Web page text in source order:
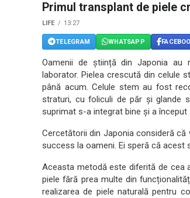
Primul transplant de piele
LIFE 13:27
TELEGRAM WHATSAPP
Oamenii de știință din Japonia
laborator. Pielea crescută din celule
până acum. Celule stem au fost
straturi, cu foliculi de păr și glande
suprimat s-a integrat bine și a început
Cercetătorii din Japonia consideră
success la oameni. Ei speră că acest
Aceasta metodă este diferită de cea
piele fără prea multe din
realizarea de piele naturală pentru